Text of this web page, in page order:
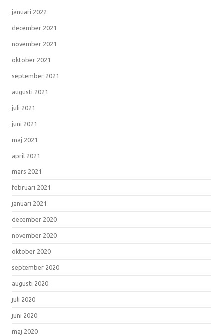
januari 2022
december 2021
november 2021
oktober 2021
september 2021
augusti 2021
juli 2021
juni 2021
maj 2021
april 2021
mars 2021
februari 2021
januari 2021
december 2020
november 2020
oktober 2020
september 2020
augusti 2020
juli 2020
juni 2020
maj 2020